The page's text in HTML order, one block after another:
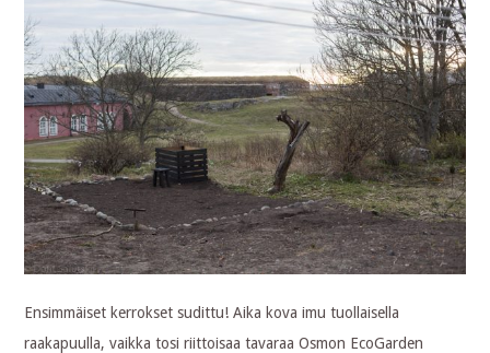
Ensimmäiset kerrokset sudittu! Aika kova imu tuollaisella
raakapuulla, vaikka tosi riittoisaa tavaraa Osmon EcoGarden